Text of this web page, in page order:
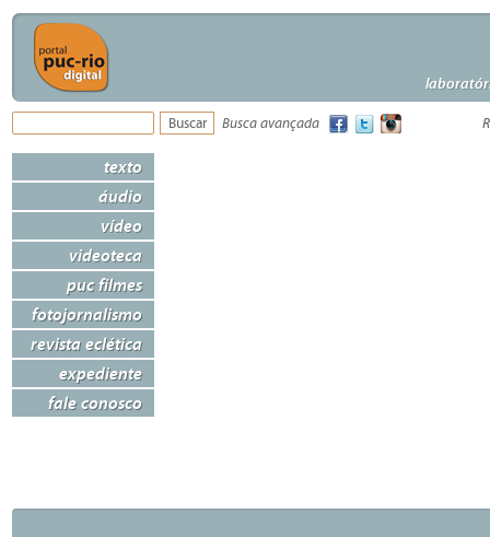
Busca avançada
texto
áudio
vídeo
videoteca
puc filmes
fotojornalismo
revista eclética
expediente
fale conosco